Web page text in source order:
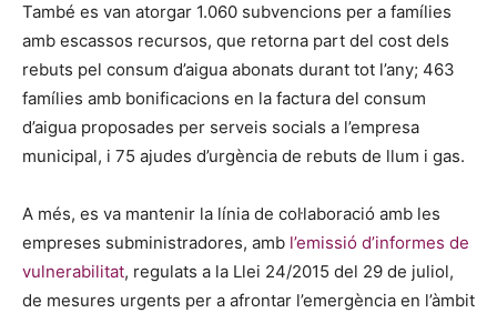
També es van atorgar 1.060 subvencions per a famílies
amb escassos recursos, que retorna part del cost dels
rebuts pel consum d’aigua abonats durant tot l’any; 463
famílies amb bonificacions en la factura del consum
d’aigua proposades per serveis socials a l’empresa
municipal, i 75 ajudes d’urgència de rebuts de llum i gas.
A més, es va mantenir la línia de col·laboració amb les
empreses subministradores, amb l’emissió d’informes de
vulnerabilitat, regulats a la Llei 24/2015 del 29 de juliol,
de mesures urgents per a afrontar l’emergència en l’àmbit